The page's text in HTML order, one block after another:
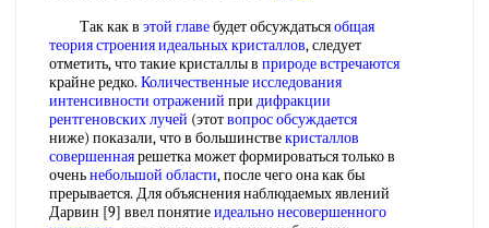
Так как в этой главебудет обсуждатьсяобщая
теория строенияидеальных кристаллов, следует
отметить, что такие кристаллы в природе встречаются
крайне редко. Количественные исследования
интенсивности отражений при дифракции
рентгеновских лучей (этотвопрос обсуждается
ниже) показали, что в большинствекристаллов
совершеннаярешетка может формироваться только в
оченьнебольшой области, после чего она как бы
прерывается. Для объяснения наблюдаемых явлений
Дарвин [9] ввел понятиеидеально несовершенного